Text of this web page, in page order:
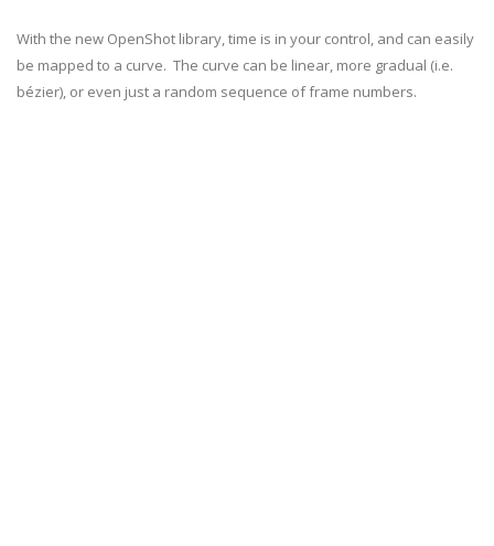
With the new OpenShot library, time is in your control, and can easily
be mapped to a curve. The curve can be linear, more gradual (i.e.
bézier), or even just a random sequence of frame numbers.